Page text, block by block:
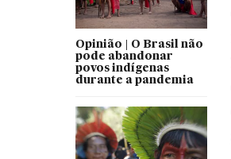
Opinião | O Brasil não
pode abandonar
povos indígenas
durante a pandemia